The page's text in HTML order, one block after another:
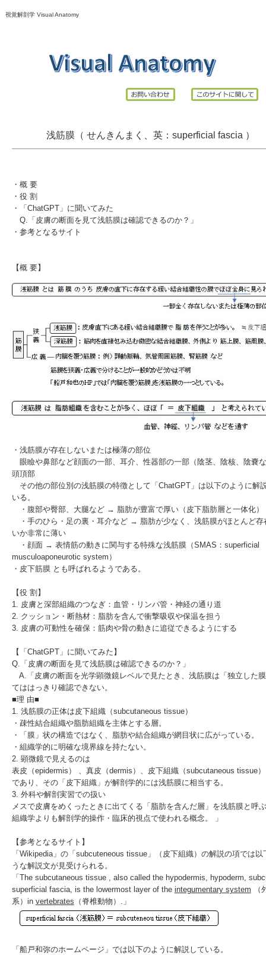
視覚解剖学 Visual Anatomy
浅筋膜（ せんきんまく、英：superficial fascia ）
・ 概 要
・ 役 割
・
「ChatGPT」に聞いてみた
Q.「皮膚の断面を見て浅筋膜は確認できるのか？」
・ 参考となるサイト
【概 要】
・浅筋膜が存在しないまたは極薄の部位
眼瞼や鼻部など顔面の一部、耳介、性器部の一部（陰茎、陰核、陰嚢
頭頂部
その他の部位別の浅筋膜の特徴として「ChatGPT」は以下のように解
いる。
・腹部や臀部、大腿など → 脂肪が豊富で厚い（皮下脂肪層と一体化）
・手のひら・足の裏・耳介など → 脂肪が少なく、浅筋膜がほとんど存
いか非常に薄い
・顔面 → 表情筋の動きに関与する特殊な浅筋膜（SMAS：superficial
musculoaponeurotic system）
・ 皮下筋膜とも呼ばれるようである。
【役 割】
1. 皮膚と深部組織のつなぎ：血管・リンパ管・神経の通り道
2. クッション・断熱材：脂肪を含んで衝撃吸収や保温を担う
3. 皮膚の可動性を確保：筋肉や骨の動きに追従できるようにする
【「ChatGPT」に聞いてみた】
Q.「皮膚の断面を見て浅筋膜は確認できるのか？」
A.「皮膚の断面を光学顕微鏡レベルで見たとき、浅筋膜は「独立した
てははっきり確認できない。
■理 由■
1. 浅筋膜の正体は皮下組織（subcutaneous tissue）
・疎性結合組織や脂肪組織を主体とする層。
・「膜」状の構造ではなく、脂肪や結合組織が網目状に広がっている。
・組織学的に明確な境界線を持たない。
2. 顕微鏡で見えるのは
表皮（epidermis） 、真皮（dermis）、皮下組織（subcutaneous tissue）
であり、その「皮下組織」が解剖学的には浅筋膜に相当する。
3. 外科や解剖実習での扱い
メスで皮膚をめくったときに出てくる「脂肪を含んだ層」を浅筋膜と呼
組織学よりも解剖学的操作・臨床的視点で使われる概念。 」
【参考となるサイト】
「Wikipedia」の「 subcuteneous tissue」（皮下組織）の解説の項では以
うな解説文が見受けられる。
「The subcutaneous tissue, also called the hypodermis, hypoderm,
superficial fascia, is the lowermost layer of the integumentary system （
系）in vertebrates （脊椎動物）.」
「 船戸和弥のホームページ 」では以下のように解説している。